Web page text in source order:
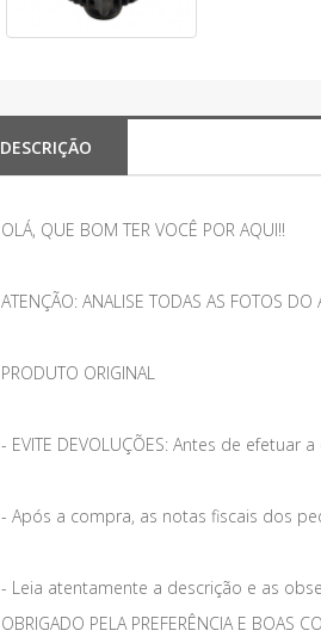
DESCRIÇÃO
OLÁ, QUE BOM TER VOCÊ POR AQUI!!
ATENÇÃO: ANALISE TODAS AS FOTOS DO
PRODUTO ORIGINAL
- EVITE DEVOLUÇÕES: Antes de
- Após a compra, as notas fiscais dos
- Leia atentamente a descrição e as
OBRIGADO PELA PREFERÊNCIA E BOAS